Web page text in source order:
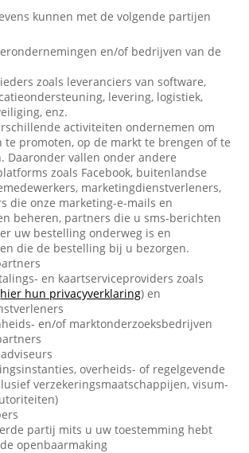
kunnen met de volgende partijen
en/of bedrijven van de
zoals leveranciers van software,
levering, logistiek,
enz.
activiteiten ondernemen om
te promoten, op de markt te brengen of te
Daaronder vallen onder andere
zoals Facebook, buitenlandse
marketingdienstverleners,
die onze marketing-e-mails en
beheren, partners die u sms-berichten
uw bestelling onderweg is en
die de bestelling bij u bezorgen.
en kaartserviceproviders zoals
hier hun privacyverklaring) en
en/of marktonderzoeksbedrijven
overheids- of regelgevende
verzekeringsmaatschappijen, visum-
partij mits u uw toestemming hebt
openbaarmaking